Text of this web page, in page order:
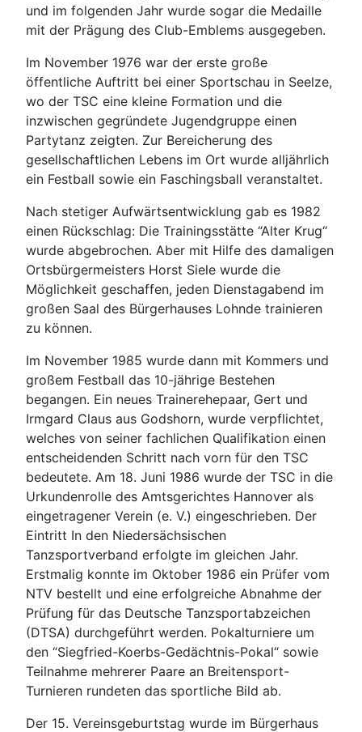
und im folgenden Jahr wurde sogar die Medaille
mit der Prägung des Club-Emblems ausgegeben.
Im November 1976 war der erste große
öffentliche Auftritt bei einer Sportschau in Seelze,
wo der TSC eine kleine Formation und die
inzwischen gegründete Jugendgruppe einen
Partytanz zeigten. Zur Bereicherung des
gesellschaftlichen Lebens im Ort wurde alljährlich
ein Festball sowie ein Faschingsball veranstaltet.
Nach stetiger Aufwärtsentwicklung gab es 1982
einen Rückschlag: Die Trainingsstätte “Alter Krug“
wurde abgebrochen. Aber mit Hilfe des damaligen
Ortsbürgermeisters Horst Siele wurde die
Möglichkeit geschaffen, jeden Dienstagabend im
großen Saal des Bürgerhauses Lohnde trainieren
zu können.
Im November 1985 wurde dann mit Kommers und
großem Festball das 10-jährige Bestehen
begangen. Ein neues Trainerehepaar, Gert und
Irmgard Claus aus Godshorn, wurde verpflichtet,
welches von seiner fachlichen Qualifikation einen
entscheidenden Schritt nach vorn für den TSC
bedeutete. Am 18. Juni 1986 wurde der TSC in die
Urkundenrolle des Amtsgerichtes Hannover als
eingetragener Verein (e. V.) eingeschrieben. Der
Eintritt In den Niedersächsischen
Tanzsportverband erfolgte im gleichen Jahr.
Erstmalig konnte im Oktober 1986 ein Prüfer vom
NTV bestellt und eine erfolgreiche Abnahme der
Prüfung für das Deutsche Tanzsportabzeichen
(DTSA) durchgeführt werden. Pokalturniere um
den “Siegfried-Koerbs-Gedächtnis-Pokal“ sowie
Teilnahme mehrerer Paare an Breitensport-
Turnieren rundeten das sportliche Bild ab.
Der 15. Vereinsgeburtstag wurde im Bürgerhaus